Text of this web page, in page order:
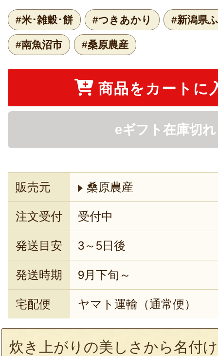
#米･雑穀･餅 #つきあかり #新潟県
#南魚沼市 #桑原農産
商品をカートに
eギフト在庫切れ
販売元 桑原農産
注文受付 受付中
発送目安 3～5日後
発送時期 9月下旬～
宅配便 ヤマト運輸（通常便）
炊き上がりの美しさから名付